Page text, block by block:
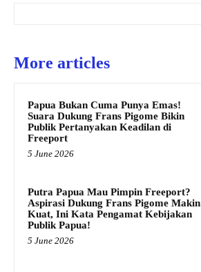
More articles
Papua Bukan Cuma Punya Emas!
Suara Dukung Frans Pigome Bikin
Publik Pertanyakan Keadilan di
Freeport
5 June 2026
Putra Papua Mau Pimpin Freeport?
Aspirasi Dukung Frans Pigome Makin
Kuat, Ini Kata Pengamat Kebijakan
Publik Papua!
5 June 2026